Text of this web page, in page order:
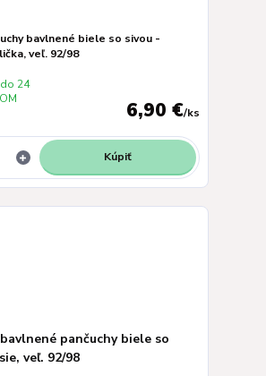
bavlnené biele so sivou -
veľ. 92/98
6,90 €/ks
24
Kúpiť